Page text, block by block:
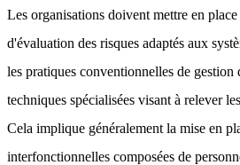
Les organisations doivent mettre en place
d'évaluation des risques adaptés aux
les pratiques conventionnelles de gestion
techniques spécialisées visant à relever
Cela implique généralement la mise en
interfonctionnelles composées de